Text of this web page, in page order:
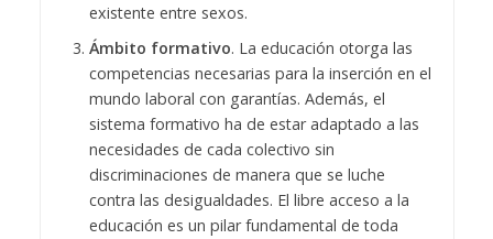
existente entre sexos.
Ámbito formativo. La educación otorga las
competencias necesarias para la inserción en el
mundo laboral con garantías. Además, el
sistema formativo ha de estar adaptado a las
necesidades de cada colectivo sin
discriminaciones de manera que se luche
contra las desigualdades. El libre acceso a la
educación es un pilar fundamental de toda